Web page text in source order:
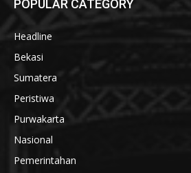
POPULAR CATEGORY
Headline
Bekasi
Sumatera
Peristiwa
Purwakarta
Nasional
Pemerintahan